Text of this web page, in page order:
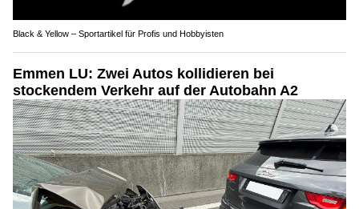
Black & Yellow – Sportartikel für Profis und Hobbyisten
Emmen LU: Zwei Autos kollidieren bei
stockendem Verkehr auf der Autobahn A2